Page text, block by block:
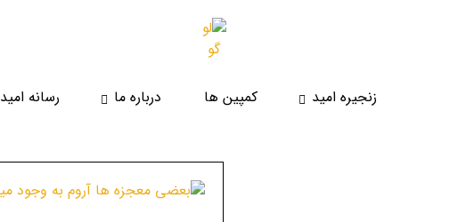
زنجیره امید کمپین ها درباره ما رسانه امید